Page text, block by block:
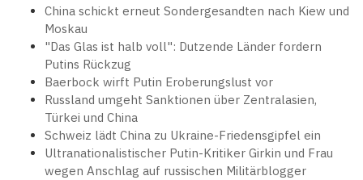
China schickt erneut Sondergesandten nach Kiew und
Moskau
"Das Glas ist halb voll": Dutzende Länder fordern
Putins Rückzug
Baerbock wirft Putin Eroberungslust vor
Russland umgeht Sanktionen über Zentralasien,
Türkei und China
Schweiz lädt China zu Ukraine-Friedensgipfel ein
Ultranationalistischer Putin-Kritiker Girkin und Frau
wegen Anschlag auf russischen Militärblogger